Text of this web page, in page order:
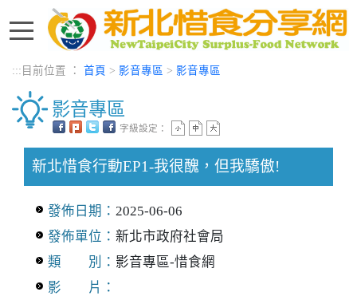
進入內容區塊
::: 目前位置 ： 首頁 > 影音專區 > 影音專區
影音專區
字級設定：
新北惜食行動EP1-我很醜，但我驕傲!
發佈日期： 2025-06-06
發佈單位： 新北市政府社會局
類 別： 影音專區-惜食網
影 片：